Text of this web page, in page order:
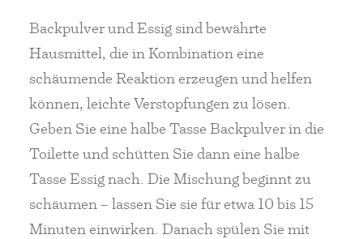
Backpulver und Essig sind bewährte
Hausmittel, die in Kombination eine
schäumende Reaktion erzeugen und helfen
können, leichte Verstopfungen zu lösen.
Geben Sie eine halbe Tasse Backpulver in die
Toilette und schütten Sie dann eine halbe
Tasse Essig nach. Die Mischung beginnt zu
schäumen – lassen Sie sie für etwa 10 bis 15
Minuten einwirken. Danach spülen Sie mit